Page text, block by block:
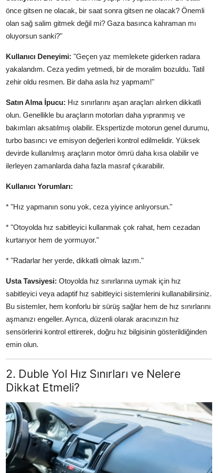
önce gitsen ne olacak, bir saat sonra gitsen ne olacak? Önemli
olan sağ salim gitmek değil mi? Gaza basınca kahraman mı
oluyorsun sanki?"
Kullanıcı Deneyimi: "Geçen yaz memlekete giderken radara
yakalandım. Ceza yedim yetmedi, bir de moralim bozuldu. Tatil
zehir oldu resmen. Bir daha asla hız yapmam!"
Satın Alma İpucu: Hız sınırlarını aşan araçları alırken dikkatli
olun. Genellikle bu araçların motorları daha yıpranmış ve
bakımları aksatılmış olabilir. Ekspertizde motorun genel durumu,
turbo basıncı ve emisyon değerleri kontrol edilmelidir. Yüksek
devirde kullanılmış araçların motor ömrü daha kısa olabilir ve
ilerleyen zamanlarda daha fazla masraf çıkarabilir.
Kullanıcı Yorumları:
* "Hız yapmanın sonu yok, ceza yiyince anlıyorsun."
* "Otoyolda hız sabitleyici kullanmak çok rahat, hem cezadan
kurtarıyor hem de yormuyor."
* "Radarlar her yerde, dikkatli olmak lazım."
Usta Tavsiyesi: Otoyolda hız sınırlarına uymak için hız
sabitleyici veya adaptif hız sabitleyici sistemlerini kullanabilirsiniz.
Bu sistemler, hem konforlu bir sürüş sağlar hem de hız sınırlarını
aşmanızı engeller. Ayrıca, düzenli olarak aracınızın hız
sensörlerini kontrol ettirerek, doğru hız bilgisinin gösterildiğinden
emin olun.
2. Duble Yol Hız Sınırları ve Nelere
Dikkat Etmeli?